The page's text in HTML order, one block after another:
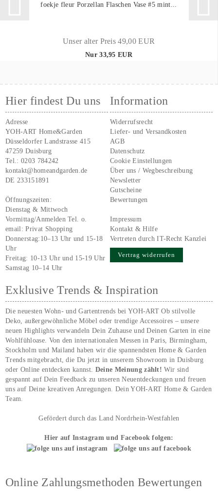
foekje fleur Porzellan Flaschen Vase #5 mint...
Unser alter Preis 49,00 EUR
Nur 33,95 EUR
Hier findest Du uns
Adresse
YOH-ART Home&Garden
Düsseldorfer Landstrasse 415
47259 Duisburg
Tel.:0203 784242
kontakt@homeandgarden.de
DE 233151891
Öffnungszeiten:
Dienstag & Mittwoch
Vormittag/Anmelden Tel. o.
email:Privat Shopping
Donnerstag:10–13 Uhr und 15-18
Uhr
Freitag: 10-13 Uhr und 15-19 Uhr
Samstag 10–14 Uhr
Information
Widerrufsrecht
Liefer- und Versandkosten
AGB
Datenschutz
Cookie Einstellungen
Über uns / Wegbeschreibung
Newsletter
Gutscheine
Bewertungen
Impressum
Kontakt & Hilfe
Vertreten durch IT-Recht Kanzlei
Vertrag widerrufen
Exklusive Trends & Inspiration
Die neuesten Wohn- und Gartentrends bei YOH‑ART Ob stilvolle
Deko, außergewöhnliche Möbel oder trendige Accessoires – unsere
neuen Highlights verwandeln Dein Zuhause und Deinen Garten in eine
Wohlfühloase. Von den internationalen Messen in Paris, Birmingham,
Stockholm und Mailand haben wir die spannendsten Home & Garden
Trends mitgebracht, die Du jetzt in unserem Showroom in Duisburg
oder Online entdecken kannst. Deine Meinung zählt!Wir sind
gespannt auf Dein Feedback zu unseren Neuentdeckungen und freuen
uns auf Deine kreativen Anregungen. Dein YOH‑ART Home & Garden
Team.
Gefördert durch das Land Nordrhein-Westfahlen
Hier auf Instagram und Facebook folgen:
Online Zahlungsmethoden Bewertungen